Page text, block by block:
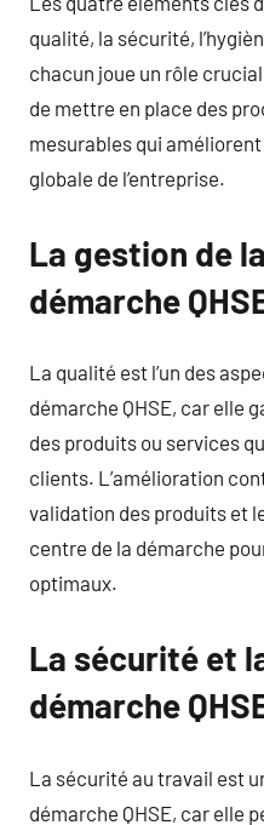
qualité, la sécurité,
chacun joue un rôle
de mettre en place des
mesurables qui
globale de l’entreprise.
La gestion de
démarche
La qualité est l’un des
démarche QHSE, car elle
des produits ou services
clients. L’amélioration
validation des produits et
centre de la démarche
optimaux.
La sécurité et
démarche
La sécurité au travail est
démarche QHSE, car elle